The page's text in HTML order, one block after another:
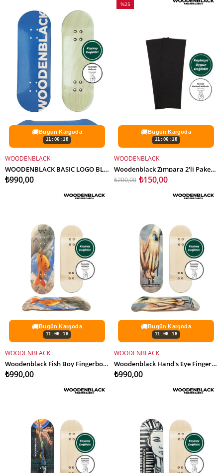
🚚Bugün Kargoda
11:06:16
SEPETE EKLE
WOODENBLACK
WOODENBLACK BASIC LOGO BLUE FINGERBOARD DECK
₺990,00
🚚Bugün Kargoda
11:06:16
SEPETE EKLE
%25
WOODENBLACK
Woodenblack Zımpara 2'li Paket/Parmak Kaykay - 2mm Kalınlık
₺150,00
₺200,00
🚚Bugün Kargoda
11:06:16
SEPETE EKLE
WOODENBLACK
Woodenblack Fish Boy Fingerboard Deck
₺990,00
🚚Bugün Kargoda
11:06:16
SEPETE EKLE
WOODENBLACK
Woodenblack Hand's Eye Fingerboard Deck
₺990,00